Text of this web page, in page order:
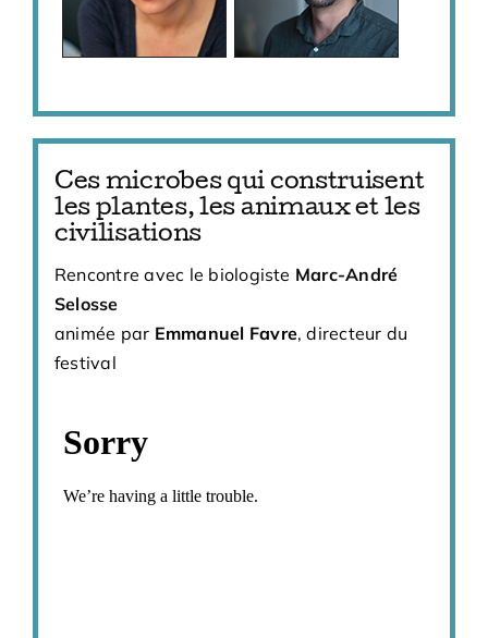
Ces microbes qui construisent
les plantes, les animaux et les
civilisations
Rencontre avec le biologiste Marc-André
Selosse
animée par Emmanuel Favre, directeur du
festival